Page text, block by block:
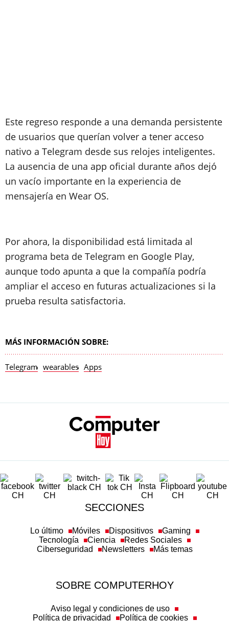
Este regreso responde a una demanda persistente
de usuarios que querían volver a tener acceso
nativo a Telegram desde sus relojes inteligentes.
La ausencia de una app oficial durante años dejó
un vacío importante en la experiencia de
mensajería en Wear OS.
Por ahora, la disponibilidad está limitada al
programa beta de Telegram en Google Play,
aunque todo apunta a que la compañía podría
ampliar el acceso en futuras actualizaciones si la
prueba resulta satisfactoria.
MÁS INFORMACIÓN SOBRE:
Telegram wearables Apps
SECCIONES
Lo último Móviles Dispositivos
Gaming
Tecnología
Ciencia
Redes Sociales
Ciberseguridad
Newsletters Más temas
SOBRE COMPUTERHOY
Aviso legal y condiciones de uso
Política de privacidad
Política de cookies